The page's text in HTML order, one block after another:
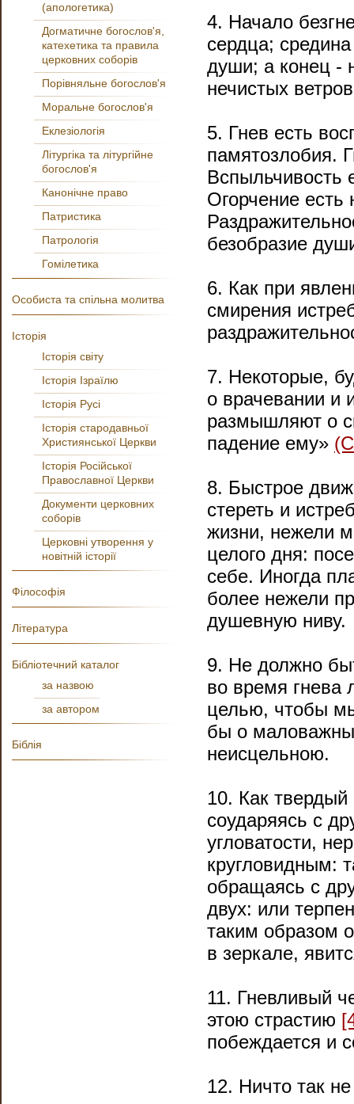
4. Начало
сердца;
души; а конец -
нечистых
5. Гнев есть
памятозлобия.
Вспыльчивость
Огорчение есть
безобразие
6. Как при
смирения
7. Некоторые,
о врачевании и
размышляют о
падение ему»
8. Быстрое
стереть и
жизни, нежели
целого дня:
себе. Иногда
более нежели
душевную ниву.
9. Не должно
во время гнева
целью, чтобы
бы о
неисцельною.
10. Как твердый
соударяясь с
угловатости,
кругловидным:
обращаясь с
двух: или
таким образом
в зеркале,
11. Гневливый
этою страстию
побеждается и
12. Ничто так
(апологетика)
Догматичне богослов'я,
катехетика та правила
церковних соборів
Порівняльне богослов'я
Моральне богослов'я
Еклезіологія
Літургіка та літургійне
богослов'я
Канонічне право
Патристика
Патрологія
Гомілетика
Особиста та спільна молитва
Історія
Історія світу
Історія Ізраїлю
Історія Русі
Історія стародавньої
Християнської Церкви
Історія Російської
Православної Церкви
Документи церковних
соборів
Церковні утворення у
новітній історії
Філософія
Література
Бібліотечний каталог
за назвою
за автором
Біблія